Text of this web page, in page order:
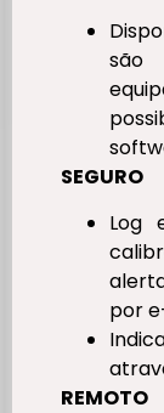
SEGURO
Log
por
REMOTO